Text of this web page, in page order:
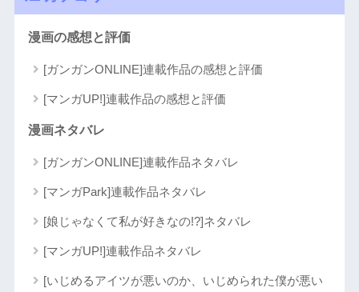
漫画の感想と評価
[ガンガンONLINE]連載作品の感想と評価
[マンガUP!]連載作品の感想と評価
漫画ネタバレ
[ガンガンONLINE]連載作品ネタバレ
[マンガPark]連載作品ネタバレ
[娘じゃなくて私が好きなの!?]ネタバレ
[マンガUP!]連載作品ネタバレ
[いじめるアイツが悪いのか、いじめられた僕が悪い